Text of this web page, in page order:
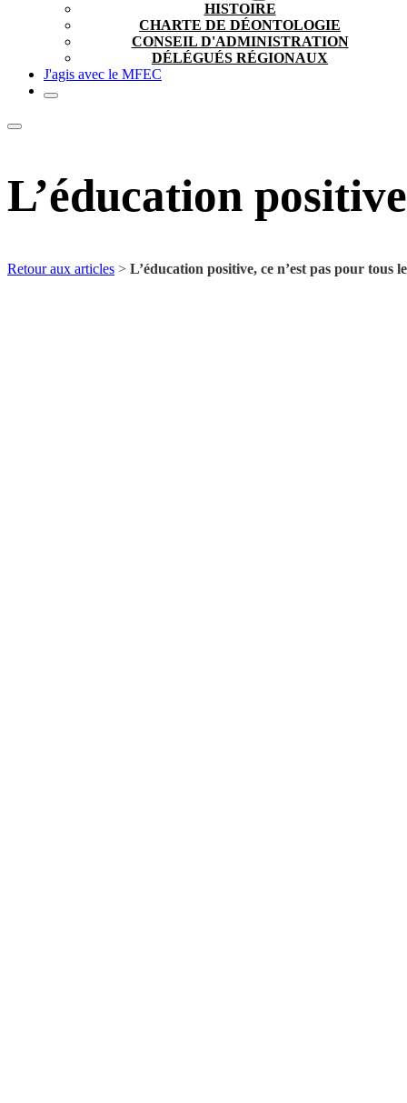
HISTOIRE
CHARTE DE DÉONTOLOGIE
CONSEIL D'ADMINISTRATION
DÉLÉGUÉS RÉGIONAUX
J'agis avec le MFEC
L’éducation
Retour aux articles > L’éducation positive, ce n’est pas pour tous